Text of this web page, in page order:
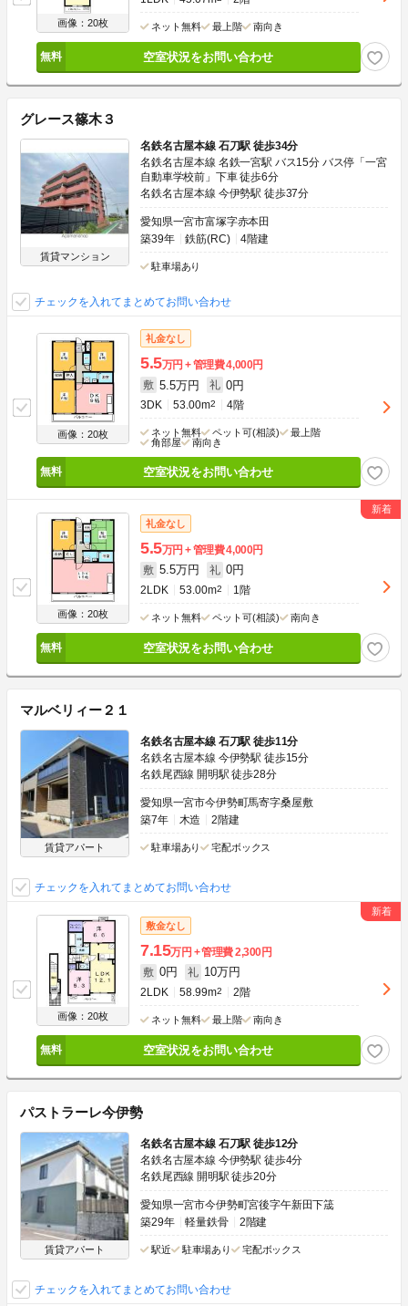
画像：20枚 ネット無料 最上階 南向き
空室状況をお問い合わせ
グレース篠木３
賃貸マンション
名鉄名古屋本線 石刀駅 徒歩34分
名鉄名古屋本線 名鉄一宮駅 バス15分 バス停「一宮
自動車学校前」下車 徒歩6分
名鉄名古屋本線 今伊勢駅 徒歩37分
愛知県一宮市富塚字赤本田
築39年
鉄筋(RC) 4階建
駐車場あり
チェックを入れてまとめてお問い合わせ
画像：20枚
礼金なし
5.5万円 管理費4,000円
敷 5.5万円 礼 0円
3DK 53.00m2 4階
ネット無料 ペット可(相談)
最上階
角部屋
南向き
空室状況をお問い合わせ
画像：20枚
礼金なし
5.5万円 管理費4,000円
敷 5.5万円 礼 0円
2LDK 53.00m2 1階
ネット無料 ペット可(相談) 南向き
空室状況をお問い合わせ
マルベリィー２１
賃貸アパート
名鉄名古屋本線 石刀駅 徒歩11分
名鉄名古屋本線 今伊勢駅 徒歩15分
名鉄尾西線 開明駅 徒歩28分
愛知県一宮市今伊勢町馬寄字桑屋敷
築7年
木造 2階建
駐車場あり 宅配ボックス
チェックを入れてまとめてお問い合わせ
画像：20枚
敷金なし
7.15万円 管理費2,300円
敷 0円 礼 10万円
2LDK 58.99m2 2階
ネット無料 最上階 南向き
空室状況をお問い合わせ
パストラーレ今伊勢
賃貸アパート
名鉄名古屋本線 石刀駅 徒歩12分
名鉄名古屋本線 今伊勢駅 徒歩4分
名鉄尾西線 開明駅 徒歩20分
愛知県一宮市今伊勢町宮後字午新田下筬
築29年
軽量鉄骨 2階建
駅近 駐車場あり 宅配ボックス
チェックを入れてまとめてお問い合わせ